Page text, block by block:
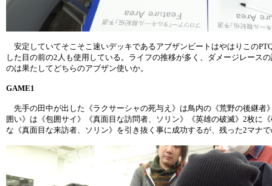
安定していてそこそこ速いデッキであるアブザンビートはやはりこの
した目の前の2人も使用している。ライフの推移が多く、ダメージレース
のは果たしてどちらのアブザン使いか。
GAME1
先手の田中が出した《ラクサーシャの死与え》は鳥内の《荒野の後継者
囲い》は《包囲サイ》《真面目な訪問者、ソリン》《英雄の破滅》2枚に
な《真面目な来訪者、ソリン》を引き抜く事に成功するが、残った2マナ